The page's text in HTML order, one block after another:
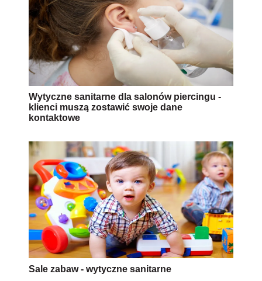
Wytyczne sanitarne dla salonów piercingu -
klienci muszą zostawić swoje dane
kontaktowe
Sale zabaw - wytyczne sanitarne